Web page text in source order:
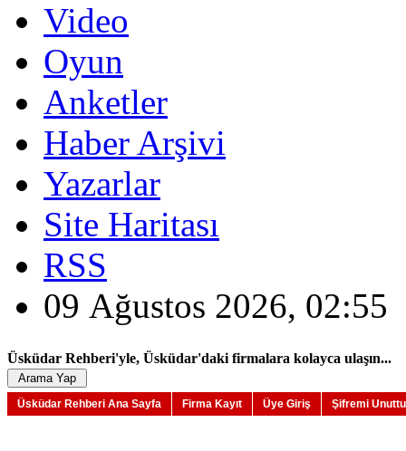
Video
Oyun
Anketler
Haber Arşivi
Yazarlar
Site Haritası
RSS
09 Ağustos 2026, 02:55
Üsküdar Rehberi'yle, Üsküdar'daki firmalara kolayca ulaşın...
Üsküdar Rehberi Ana Sayfa Firma Kayıt Üye Giriş Şifremi